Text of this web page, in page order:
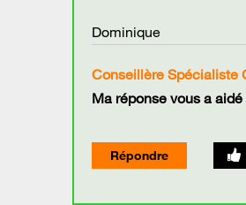
Dominique
Conseillère Spécialiste
Ma réponse vous a
Répondre